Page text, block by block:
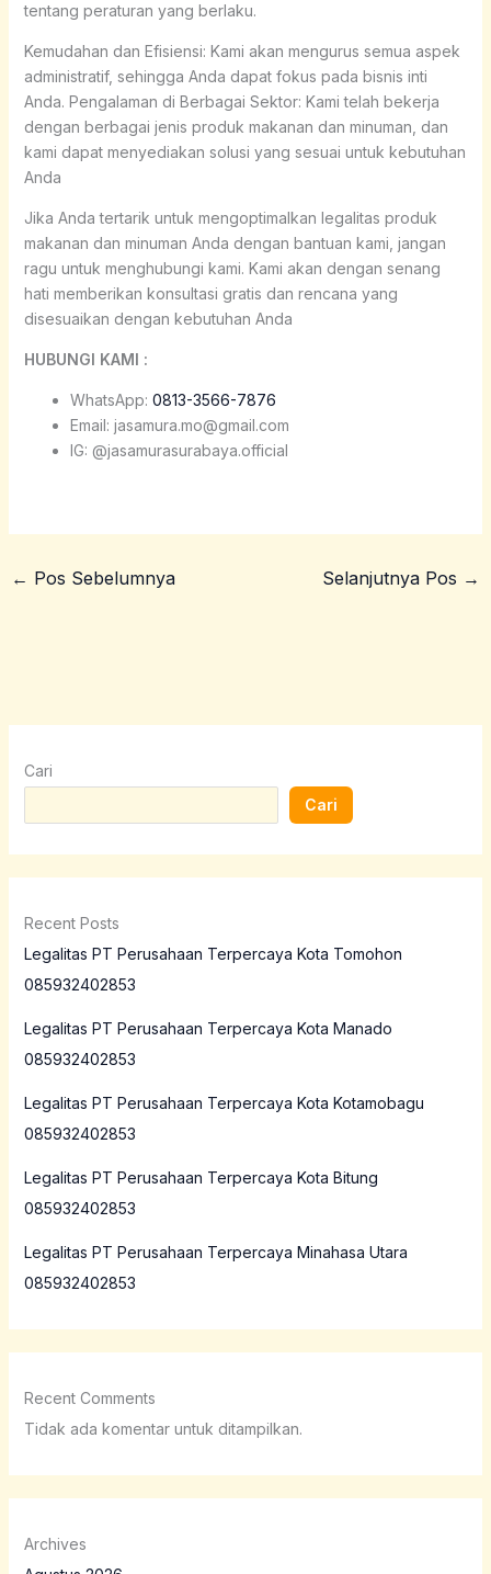
tentang peraturan yang berlaku.
Kemudahan dan Efisiensi: Kami akan mengurus semua aspek
administratif, sehingga Anda dapat fokus pada bisnis inti
Anda. Pengalaman di Berbagai Sektor: Kami telah bekerja
dengan berbagai jenis produk makanan dan minuman, dan
kami dapat menyediakan solusi yang sesuai untuk kebutuhan
Anda
Jika Anda tertarik untuk mengoptimalkan legalitas produk
makanan dan minuman Anda dengan bantuan kami, jangan
ragu untuk menghubungi kami. Kami akan dengan senang
hati memberikan konsultasi gratis dan rencana yang
disesuaikan dengan kebutuhan Anda
HUBUNGI KAMI :
WhatsApp: 0813-3566-7876
Email: jasamura.mo@gmail.com
IG: @jasamurasurabaya.official
← Pos Sebelumnya Selanjutnya Pos →
Cari
Cari
Recent Posts
Legalitas PT Perusahaan Terpercaya Kota Tomohon
085932402853
Legalitas PT Perusahaan Terpercaya Kota Manado
085932402853
Legalitas PT Perusahaan Terpercaya Kota Kotamobagu
085932402853
Legalitas PT Perusahaan Terpercaya Kota Bitung
085932402853
Legalitas PT Perusahaan Terpercaya Minahasa Utara
085932402853
Recent Comments
Tidak ada komentar untuk ditampilkan.
Archives